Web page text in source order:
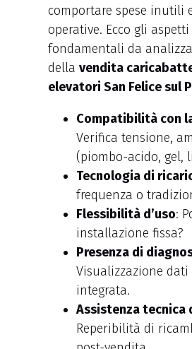
comportare spese inutili
operative. Ecco gli aspetti
fondamentali da
della vendita
elevatori San Felice sul
Compatibilità con
Verifica tensione,
(piombo-acido, gel,
Tecnologia di
frequenza o
Flessibilità d’uso:
installazione fissa?
Presenza di
Visualizzazione
integrata.
Assistenza tecnica
Reperibilità di